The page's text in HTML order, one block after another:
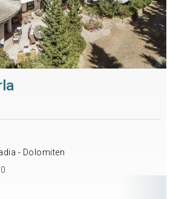
- Dolomiten